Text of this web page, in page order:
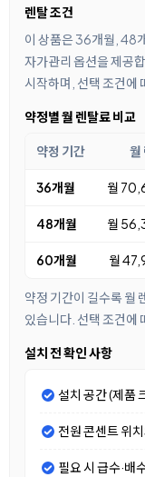
렌탈 조건
이 상품은 36개월, 48
자가관리 옵션을 제공
시작하며, 선택 조건에
약정별 월 렌탈료 비교
약정 기간 월
36개월 월
48개월 월
60개월 월
약정 기간이 길수록 월
있습니다. 선택 조건에
설치 전 확인 사항
설치 공간 (제품
전원 콘센트 위
필요 시 급수·배